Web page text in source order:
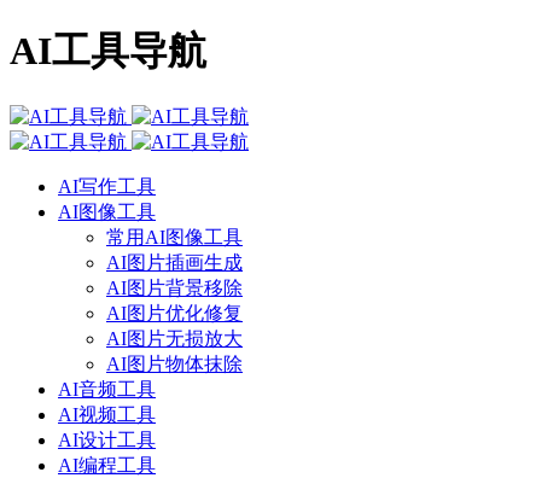
AI工具导航
AI写作工具
AI图像工具
常用AI图像工具
AI图片插画生成
AI图片背景移除
AI图片优化修复
AI图片无损放大
AI图片物体抹除
AI音频工具
AI视频工具
AI设计工具
AI编程工具